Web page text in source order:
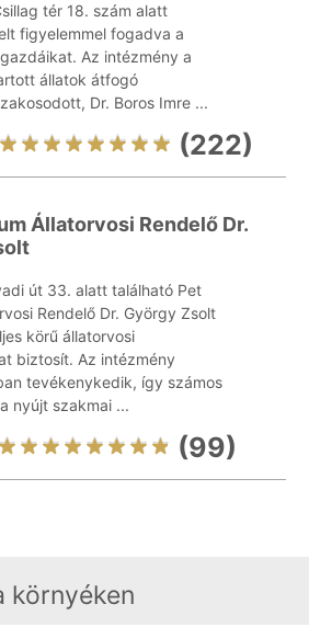
tér 18. szám alatt
figyelemmel fogadva a
Az intézmény a
állatok átfogó
Dr. Boros Imre ...
(222)
Állatorvosi Rendelő Dr.
út 33. alatt található Pet
Rendelő Dr. György Zsolt
körű állatorvosi
biztosít. Az intézmény
tevékenykedik, így számos
nyújt szakmai ...
(99)
környéken